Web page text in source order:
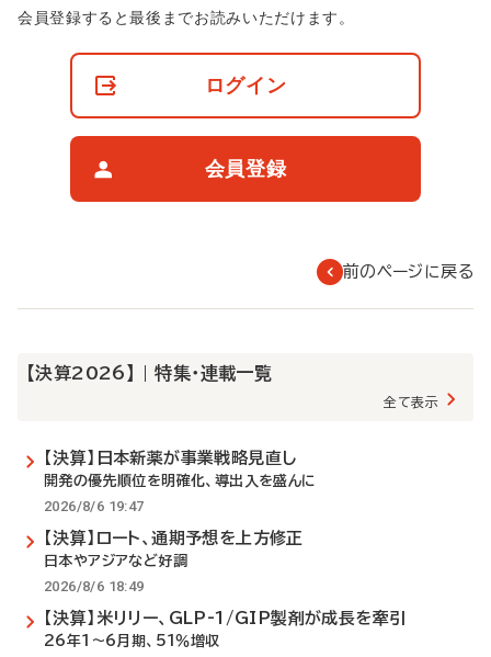
非
会員登録すると最後までお読みいただけます。
ログイン
会員登録
前のページに戻る
【決算2026】 | 特集・連載一覧
全て表示
【決算】日本新薬が事業戦略見直し
開発の優先順位を明確化、導出入を盛んに
2026/8/6 19:47
【決算】ロート、通期予想を上方修正
日本やアジアなど好調
2026/8/6 18:49
【決算】米リリー、GLP-1/GIP製剤が成長を牽引
26年1～6月期、51％増収